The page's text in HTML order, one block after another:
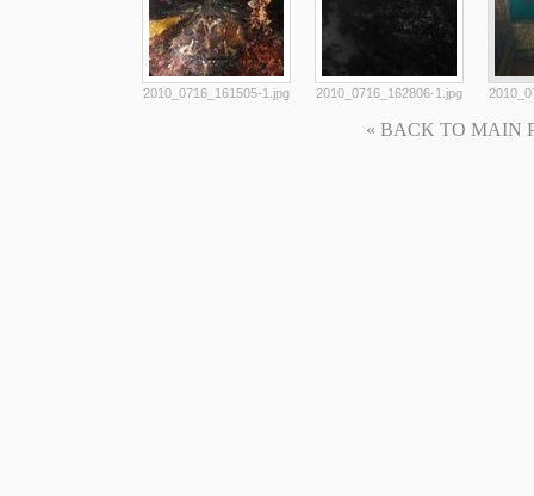
2010_0716_161505-1.jpg 2010_0716_162806-1.jpg
« BACK TO MAIN